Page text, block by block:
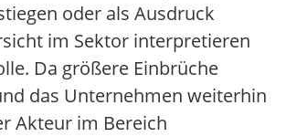
oder als Ausdruck
im Sektor interpretieren
Da größere Einbrüche
das Unternehmen weiterhin
Akteur im Bereich